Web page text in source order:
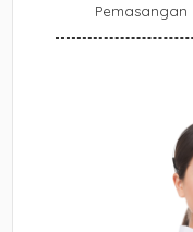
Pemasangan